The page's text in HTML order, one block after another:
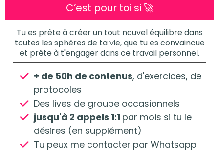
C’est pour toi si 🚀​
Tu es prête à créer un tout nouvel équilibre dans
toutes les sphères de ta vie, que tu es convaincue
et prête à t'engager dans ce travail personnel.
+ de 50h de contenus, d'exercices, de
protocoles
Des lives de groupe occasionnels
jusqu'à 2 appels 1:1 par mois si tu le
désires (en supplément)
Tu peux me contacter par Whatsapp